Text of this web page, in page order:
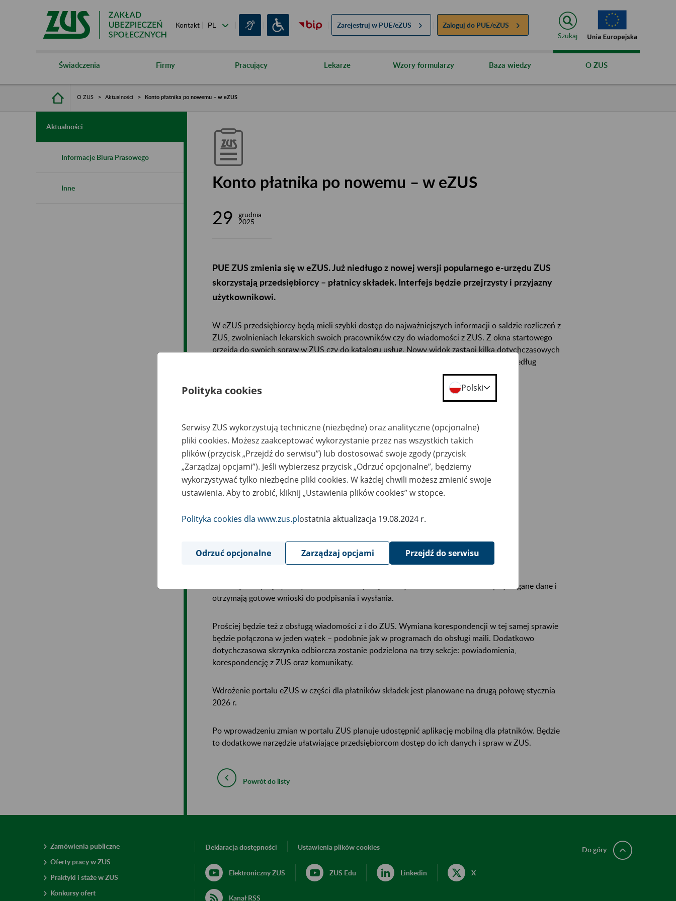
Kontakt Zarejestruj w PUE/eZUS Zaloguj do PUE/eZUS
Szukaj
Świadczenia Firmy Pracujący Lekarze Wzory formularzy Baza wiedzy O ZUS
O ZUS Aktualności Konto płatnika po nowemu – w eZUS
Aktualności
Informacje Biura Prasowego
Inne Konto płatnika po nowemu – w eZUS
29
grudnia
2025
PUE ZUS zmienia się w eZUS. Już niedługo z nowej wersji popularnego e-urzędu ZUS
skorzystają przedsiębiorcy – płatnicy składek. Interfejs będzie przejrzysty i przyjazny
użytkownikowi.
W eZUS przedsiębiorcy będą mieli szybki dostęp do najważniejszych informacji o saldzie rozliczeń z
ZUS, zwolnieniach lekarskich swoich pracowników czy do wiadomości z ZUS. Z okna startowego
przejdą do swoich spraw w ZUS czy do katalogu usług. Nowy widok zastąpi kilka dotychczasowych
oddzielnych zakładek. Będzie też można najbardziej potrzebne informacje poukładać według
Przedsiębiorcy będą korzystać z kreatorów, dzięki którym w kilku krokach zbiorą wymagane dane i
otrzymają gotowe wnioski do podpisania i wysłania.
Prościej będzie też z obsługą wiadomości z i do ZUS. Wymiana korespondencji w tej samej sprawie
będzie połączona w jeden wątek – podobnie jak w programach do obsługi maili. Dodatkowo
dotychczasowa skrzynka odbiorcza zostanie podzielona na trzy sekcje: powiadomienia,
korespondencję z ZUS oraz komunikaty.
Wdrożenie portalu eZUS w części dla płatników składek jest planowane na drugą połowę stycznia
2026 r.
Po wprowadzeniu zmian w portalu ZUS planuje udostępnić aplikację mobilną dla płatników. Będzie
to dodatkowe narzędzie ułatwiające przedsiębiorcom dostęp do ich danych i spraw w ZUS.
Powrót do listy
Zamówienia publiczne
Oferty pracy w ZUS
Praktyki i staże w ZUS
Konkursy ofert
Deklaracja dostępności Ustawienia plików cookies
Elektroniczny ZUS ZUS Edu Linkedin X
Kanał RSS
Do góry
Polityka cookies Polski
Serwisy ZUS wykorzystują techniczne (niezbędne) oraz analityczne (opcjonalne)
pliki cookies. Możesz zaakceptować wykorzystanie przez nas wszystkich takich
plików (przycisk „Przejdź do serwisu”) lub dostosować swoje zgody (przycisk
„Zarządzaj opcjami”). Jeśli wybierzesz przycisk „Odrzuć opcjonalne”, będziemy
wykorzystywać tylko niezbędne pliki cookies. W każdej chwili możesz zmienić swoje
ustawienia. Aby to zrobić, kliknij „Ustawienia plików cookies” w stopce.
Polityka cookies dla www.zus.plostatnia aktualizacja 19.08.2024 r.
Odrzuć opcjonalne Zarządzaj opcjami Przejdź do serwisu